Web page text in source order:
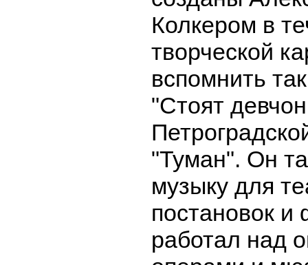
Колкером в
творческой
вспомнить
"Стоят
"Туман". Он
музыку для
постановок
работал над